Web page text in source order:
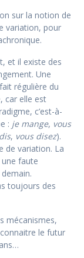
sur la notion de
variation, pour
et il existe des
Une
régulière du
car elle est
c’est-à-
: je mange, vous
, vous disez).
de variation. La
une faute
toujours des
mécanismes,
le futur